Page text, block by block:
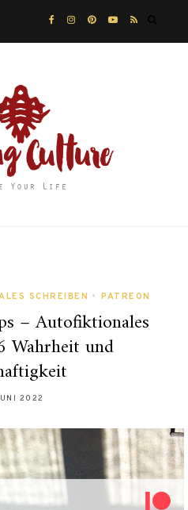
SCHREIBEN • PATREON
– Autofiktionales
Wahrheit und
2022